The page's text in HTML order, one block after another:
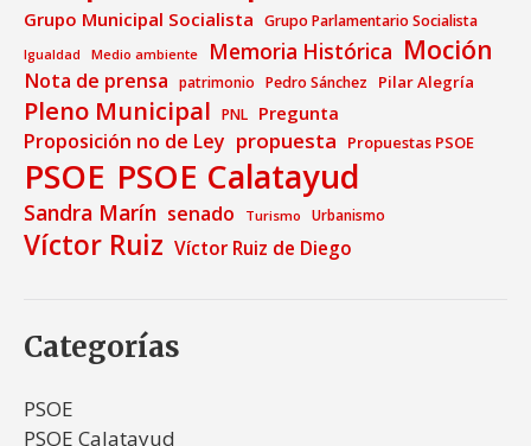
Grupo Municipal Socialista Grupo Parlamentario Socialista
Igualdad Medio ambiente Memoria Histórica Moción
Nota de prensa patrimonio Pedro Sánchez Pilar Alegría
Pleno Municipal PNL Pregunta
Proposición no de Ley propuesta Propuestas PSOE
PSOE PSOE Calatayud
Sandra Marín senado Turismo Urbanismo
Víctor Ruiz Víctor Ruiz de Diego
Categorías
PSOE
PSOE Calatayud